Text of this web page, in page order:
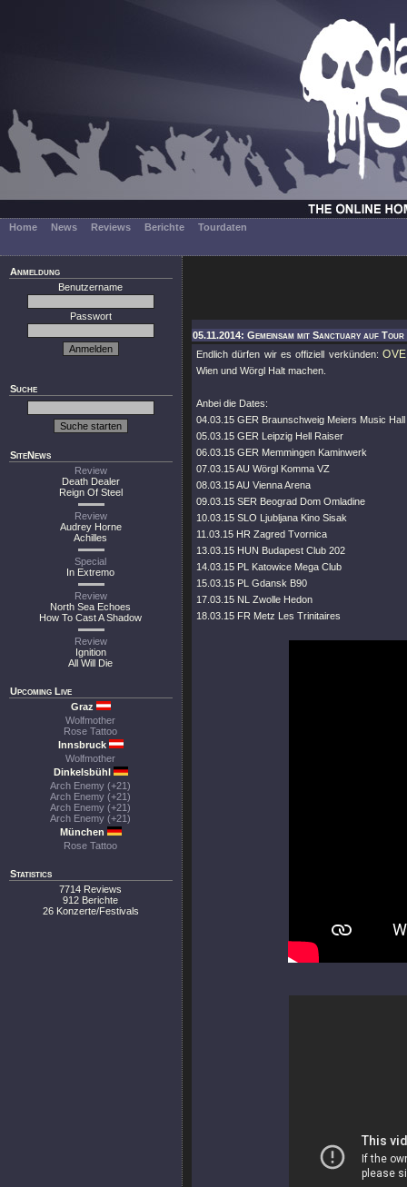
Home News Reviews Berichte Tourdaten
Anmeldung
Benutzername
Passwort
Suche
SiteNews
Review
Death Dealer
Reign Of Steel
Review
Audrey Horne
Achilles
Special
In Extremo
Review
North Sea Echoes
How To Cast A Shadow
Review
Ignition
All Will Die
Upcoming Live
Graz
Wolfmother
Rose Tattoo
Innsbruck
Wolfmother
Dinkelsbühl
Arch Enemy (+21)
Arch Enemy (+21)
Arch Enemy (+21)
Arch Enemy (+21)
München
Rose Tattoo
Statistics
7714 Reviews
912 Berichte
26 Konzerte/Festivals
05.11.2014: Gemeinsam mit Sanctuary auf
Endlich dürfen wir es offiziell verkünden:
Wien und Wörgl Halt machen.
Anbei die Dates:
04.03.15 GER Braunschweig Meiers Music Hall
05.03.15 GER Leipzig Hell Raiser
06.03.15 GER Memmingen Kaminwerk
07.03.15 AU Wörgl Komma VZ
08.03.15 AU Vienna Arena
09.03.15 SER Beograd Dom Omladine
10.03.15 SLO Ljubljana Kino Sisak
11.03.15 HR Zagred Tvornica
13.03.15 HUN Budapest Club 202
14.03.15 PL Katowice Mega Club
15.03.15 PL Gdansk B90
17.03.15 NL Zwolle Hedon
18.03.15 FR Metz Les Trinitaires